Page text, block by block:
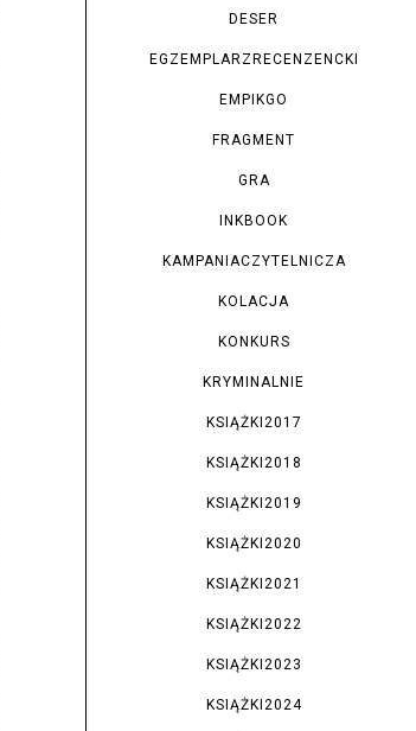
DESER
EGZEMPLARZRECENZENCKI
EMPIKGO
FRAGMENT
GRA
INKBOOK
KAMPANIACZYTELNICZA
KOLACJA
KONKURS
KRYMINALNIE
KSIĄŻKI2017
KSIĄŻKI2018
KSIĄŻKI2019
KSIĄŻKI2020
KSIĄŻKI2021
KSIĄŻKI2022
KSIĄŻKI2023
KSIĄŻKI2024